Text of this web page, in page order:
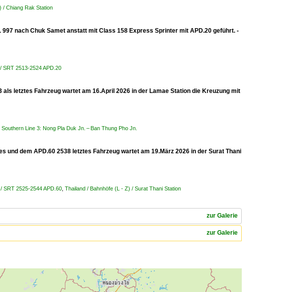
/ Chiang Rak Station
nach Chuk Samet anstatt mit Class 158 Express Sprinter mit APD.20 geführt. -
SRT 2513-2524 APD.20
letztes Fahrzeug wartet am 16.April 2026 in der Lamae Station die Kreuzung mit
Line 3: Nong Pla Duk Jn. – Ban Thung Pho Jn.
und dem APD.60 2538 letztes Fahrzeug wartet am 19.März 2026 in der Surat Thani
SRT 2525-2544 APD.60 Thailand / Bahnhöfe (L - Z) / Surat Thani Station
zur Galerie
zur Galerie